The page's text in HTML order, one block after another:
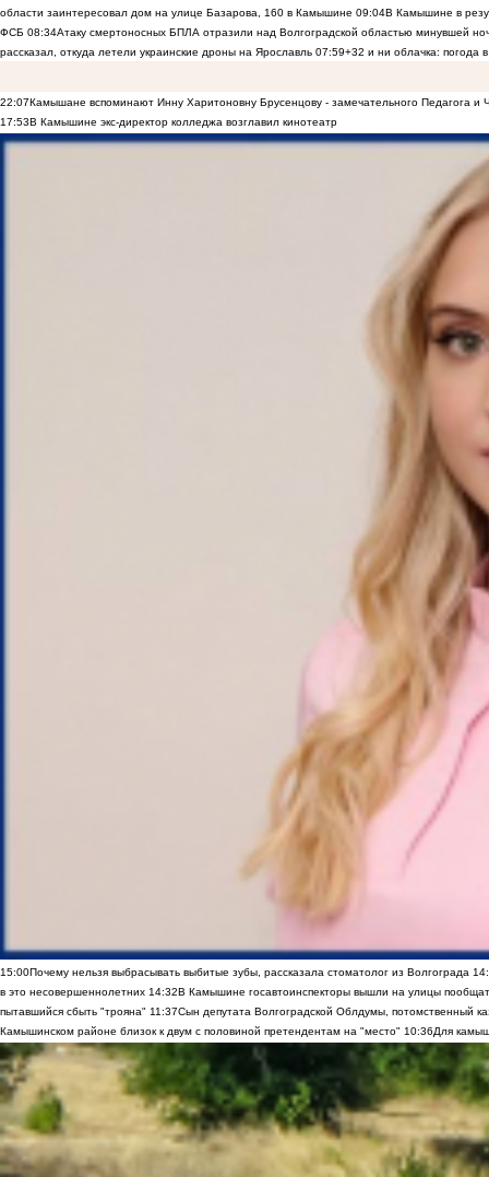
области заинтересовал дом на улице Базарова, 160 в Камышине 09:04В Камышине в
ФСБ 08:34Атаку смертоносных БПЛА отразили над Волгоградской областью минувшей
рассказал, откуда летели украинские дроны на Ярославль 07:59+32 и ни облачка: погода
22:07Камышане вспоминают Инну Харитоновну Брусенцову - замечательного Педагога и
17:53В Камышине экс-директор колледжа возглавил кинотеатр
15:00Почему нельзя выбрасывать выбитые зубы, рассказала стоматолог из Волгограда
в это несовершеннолетних 14:32В Камышине госавтоинспекторы вышли на улицы
пытавшийся сбыть "трояна" 11:37Сын депутата Волгоградской Облдумы, потомственный
Камышинском районе близок к двум с половиной претендентам на "место" 10:36Для